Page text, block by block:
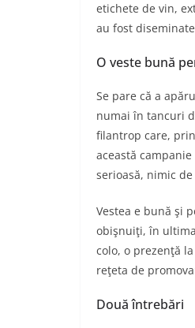
etichete de vin,
au fost
O veste bună
Se pare că a
numai în tancuri
filantrop care,
această
serioasă, nimic de
Vestea e bună şi
obişnuiţi, în
colo, o prezenţă
reţeta de
Două întrebări